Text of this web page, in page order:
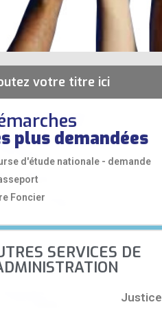
votre titre ici
plus demandées
d'étude nationale - demande
Foncier
SERVICES DE
Justice